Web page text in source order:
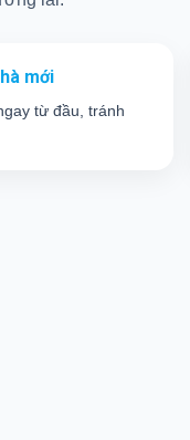
mới
từ đầu, tránh